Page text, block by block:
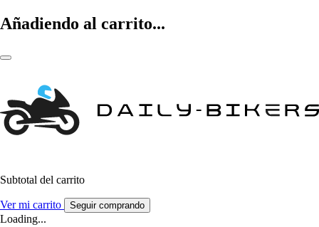
Añadiendo al carrito...
Subtotal del carrito
Ver mi carrito Seguir comprando
Loading...